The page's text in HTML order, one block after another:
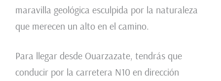
maravilla geológica esculpida por la naturaleza
que merecen un alto en el camino.
Para llegar desde Ouarzazate, tendrás que
conducir por la carretera N10 en dirección